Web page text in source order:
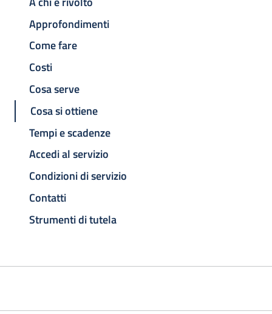
Approfondimenti
Come fare
Costi
Cosa serve
Cosa si ottiene
Tempi e scadenze
Accedi al servizio
Condizioni di servizio
Contatti
Strumenti di tutela